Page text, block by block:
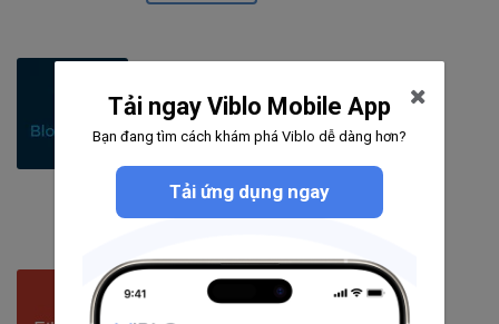
424bài viết
11câu hỏi
4254người theo dõi
Theo dõi
Ethereum
Tải ngay Viblo Mobile App
Bạn đang tìm cách khám phá Viblo dễ dàng hơn?
Tải ứng dụng ngay